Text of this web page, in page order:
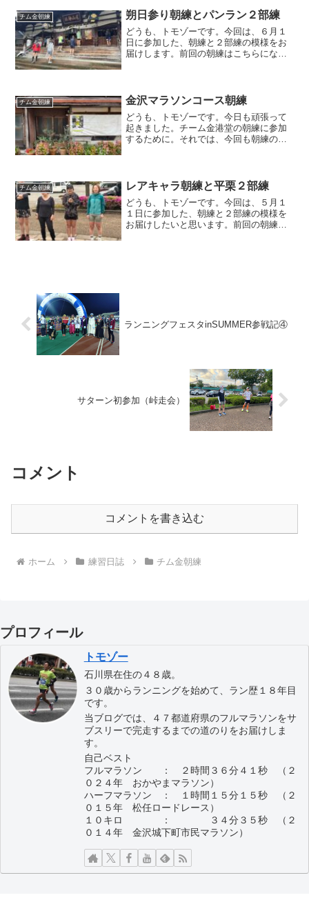
村となりました。自宅の目の...
チム金朝練 朔日参り朝練とパンラン２部練
どうも、トモゾーです。今回は、６月１
日に参加した、朝練と２部練の模様をお
届けします。前回の朝練はこちらになり
ラと降ってます・・・。と...
チム金朝練 金沢マラソンコース朝練
どうも、トモゾーです。今日も頑張って
起きました。チーム金港堂の朝練に参加
するために。それでは、今回も朝練の様
低くなってきたので、皆さ...
チム金朝練 レアキャラ朝練と平栗２部練
どうも、トモゾーです。今回は、５月１
１日に参加した、朝練と２部練の模様を
お届けしたいと思います。前回の朝練は
ランニングフェスタinSUMMER参戦記④
サターン初参加（峠走会）
コメント
コメントを書き込む
ホーム 練習日誌 チム金朝練
プロフィール
トモゾー
石川県在住の４８歳。
３０歳からランニングを始めて、ラン歴１８年目
です。
当ブログでは、４７都道府県のフルマラソンをサ
ブスリーで完走するまでの道のりをお届けしま
す。
自己ベスト
フルマラソン ： ２時間３６分４１秒 （２
０２４年 おかやまマラソン）
ハーフマラソン ： １時間１５分１５秒 （２
０１５年 松任ロードレース）
１０キロ ： ３４分３５秒 （２
０１４年 金沢城下町市民マラソン）